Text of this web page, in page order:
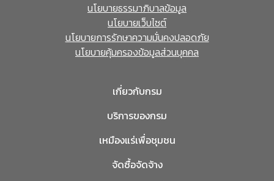
นโยบายธรรมาภิบาลข้อมูล
นโยบายเว็บไซต์
นโยบายการรักษาความมั่นคงปลอดภัย
นโยบายคุ้มครองข้อมูลส่วนบุคคล
เกี่ยวกับกรม
บริการของกรม
เหมืองแร่เพื่อชุมชน
จัดซื้อจัดจ้าง